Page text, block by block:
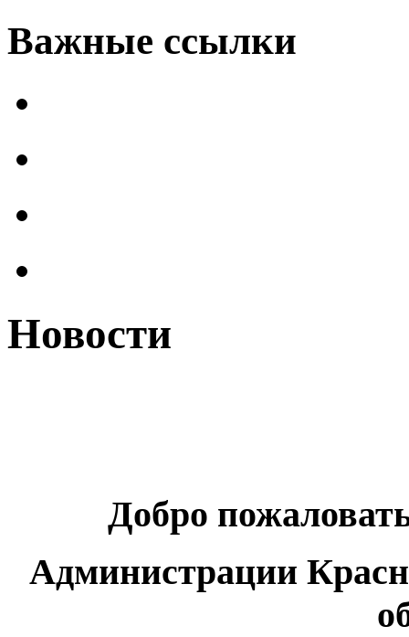
Важные ссылки
Новости
Добро
Администрации